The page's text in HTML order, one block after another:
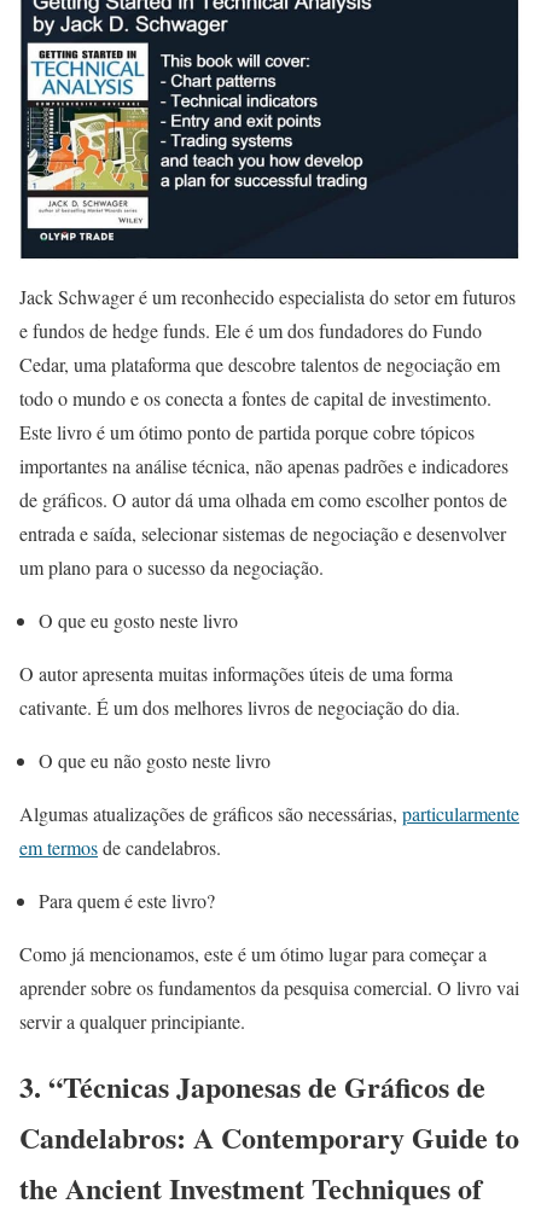
Jack Schwager é um reconhecido especialista do setor em futuros
e fundos de hedge funds. Ele é um dos fundadores do Fundo
Cedar, uma plataforma que descobre talentos de negociação em
todo o mundo e os conecta a fontes de capital de investimento.
Este livro é um ótimo ponto de partida porque cobre tópicos
importantes na análise técnica, não apenas padrões e indicadores
de gráficos. O autor dá uma olhada em como escolher pontos de
entrada e saída, selecionar sistemas de negociação e desenvolver
um plano para o sucesso da negociação.
O que eu gosto neste livro
O autor apresenta muitas informações úteis de uma forma
cativante. É um dos melhores livros de negociação do dia.
O que eu não gosto neste livro
Algumas atualizações de gráficos são necessárias, particularmente
em termosde candelabros.
Para quem é este livro?
Como já mencionamos, este é um ótimo lugar para começar a
aprender sobre os fundamentos da pesquisa comercial. O livro vai
servir a qualquer principiante.
3. “Técnicas Japonesas de Gráficos de
Candelabros: A Contemporary Guide to
the Ancient Investment Techniques of